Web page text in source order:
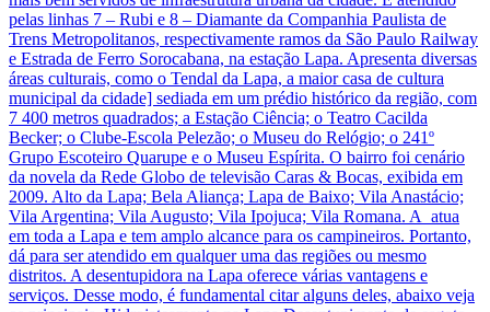
pelas linhas 7 – Rubi e 8 – Diamante da Companhia Paulista de
Trens Metropolitanos, respectivamente ramos da São Paulo Railway
e Estrada de Ferro Sorocabana, na estação Lapa. Apresenta diversas
áreas culturais, como o Tendal da Lapa, a maior casa de cultura
municipal da cidade] sediada em um prédio histórico da região, com
7 400 metros quadrados; a Estação Ciência; o Teatro Cacilda
Becker; o Clube-Escola Pelezão; o Museu do Relógio; o 241º
Grupo Escoteiro Quarupe e o Museu Espírita. O bairro foi cenário
da novela da Rede Globo de televisão Caras & Bocas, exibida em
2009. Alto da Lapa; Bela Aliança; Lapa de Baixo; Vila Anastácio;
Vila Argentina; Vila Augusto; Vila Ipojuca; Vila Romana. A atua
em toda a Lapa e tem amplo alcance para os campineiros. Portanto,
dá para ser atendido em qualquer uma das regiões ou mesmo
distritos. A desentupidora na Lapa oferece várias vantagens e
serviços. Desse modo, é fundamental citar alguns deles, abaixo veja